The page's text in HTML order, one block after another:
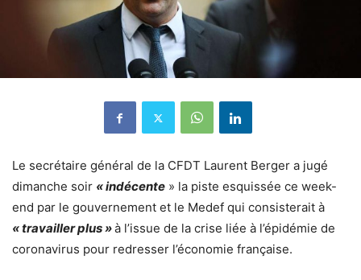
Le secrétaire général de la CFDT Laurent Berger a jugé
dimanche soir « indécente » la piste esquissée ce week-
end par le gouvernement et le Medef qui consisterait à
« travailler plus »à l’issue de la crise liée à l’épidémie de
coronavirus pour redresser l’économie française.